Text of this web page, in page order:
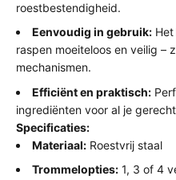
roestbestendigheid.
Eenvoudig in gebruik:
raspen moeiteloos en veilig –
mechanismen.
Efficiënt en praktisch:
ingrediënten voor al je
Specificaties:
Materiaal: Roestvrij staal
Trommelopties: 1, 3 of 4